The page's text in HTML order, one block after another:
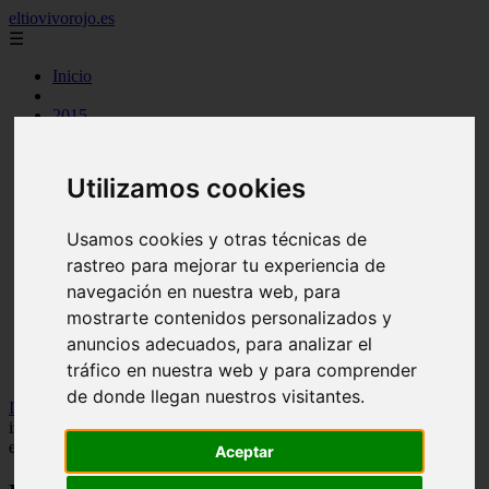
Utilizamos cookies
Usamos cookies y otras técnicas de
rastreo para mejorar tu experiencia de
navegación en nuestra web, para
mostrarte contenidos personalizados y
anuncios adecuados, para analizar el
tráfico en nuestra web y para comprender
de donde llegan nuestros visitantes.
Aceptar
eltiovivorojo.es
☰
Inicio
2015
carnes
comidas
huevos
mariscos
otros
postres
producto
reposteria
venezuela
verduras
Inicio
recetas >Fernando Mata, experto en nutrición deportiva e
investigador: "Estos son los alimentos que debes comer para rendir
en el gym"